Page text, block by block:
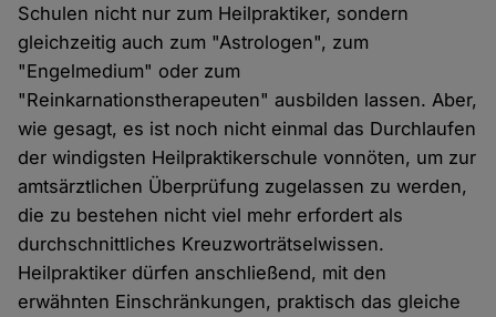
Schulen nicht nur zum Heilpraktiker, sondern
gleichzeitig auch zum "Astrologen", zum
"Engelmedium" oder zum
"Reinkarnationstherapeuten" ausbilden lassen. Aber,
wie gesagt, es ist noch nicht einmal das Durchlaufen
der windigsten Heilpraktikerschule vonnöten, um zur
amtsärztlichen Überprüfung zugelassen zu werden,
die zu bestehen nicht viel mehr erfordert als
durchschnittliches Kreuzworträtselwissen.
Heilpraktiker dürfen anschließend, mit den
erwähnten Einschränkungen, praktisch das gleiche